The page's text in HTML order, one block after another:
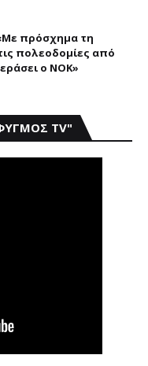
πρόσχημα τη
πολεοδομίες από
ο NOK»
TV"